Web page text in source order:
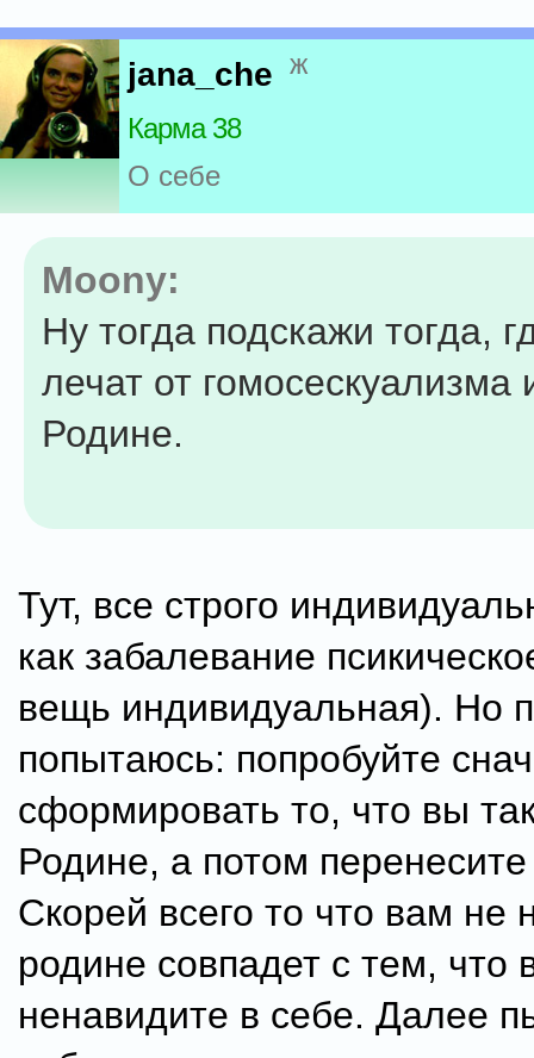
jana_che ж
Карма 38
О себе
Moony:
Ну тогда подскажи тогда,
лечат от гомосескуализма
Родине.
Тут, все строго
как забалевание
вещь индивидуальная). Но
попытаюсь: попробуйте
сформировать то, что вы
Родине, а потом
Скорей всего то что вам не
родине совпадет с тем, что
ненавидите в себе. Далее